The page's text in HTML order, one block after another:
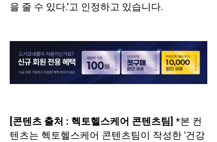
을 줄 수 있다.’고 인정하고 있습니다.
[콘텐츠 출처 : 헥토헬스케어 콘텐츠팀] *본 컨
텐츠는 헥토헬스케어 콘텐츠팀이 작성한 '건강